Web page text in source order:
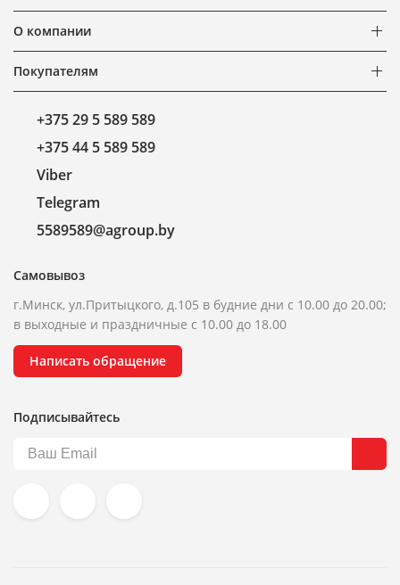
О компании
Покупателям
+375 29 5 589 589
+375 44 5 589 589
Viber
Telegram
5589589@agroup.by
Самовывоз
г.Минск, ул.Притыцкого, д.105 в будние дни с 10.00 до 20.00;
в выходные и праздничные с 10.00 до 18.00
Написать обращение
Подписывайтесь